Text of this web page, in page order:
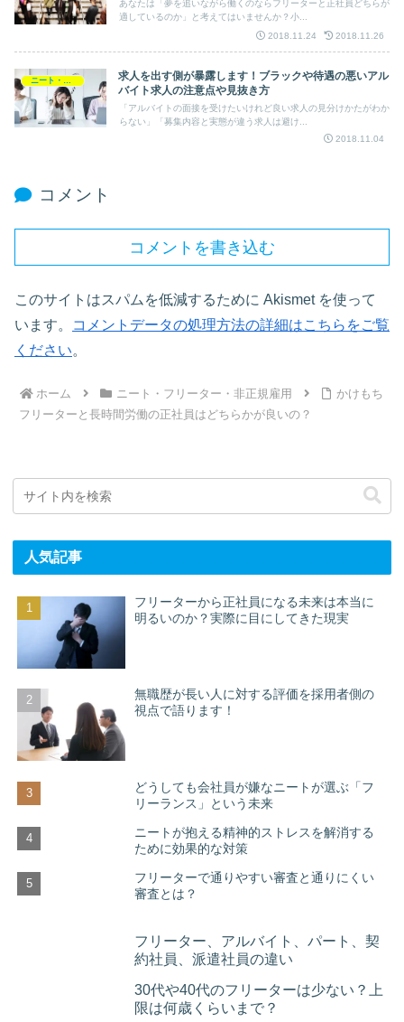
あなたは「夢を追いながら働くのならフリーターと正社員どちらが
適しているのか」と考えてはいませんか？小...
2018.11.24
2018.11.26
ニート・フリーター・非正規雇用
求人を出す側が暴露します！ブラックや待遇の悪いアル
バイト求人の注意点や見抜き方
「アルバイトの面接を受けたいけれど良い求人の見分けかたがわか
らない」「募集内容と実態が違う求人は避け...
2018.11.04
コメント
コメントを書き込む
このサイトはスパムを低減するために Akismet を使って
います。
コメントデータの処理方法の詳細はこちらをご覧
ください。
ホーム ニート・フリーター・非正規雇用
かけもち
フリーターと長時間労働の正社員はどちらかが良いの？
人気記事
フリーターから正社員になる未来は本当に
明るいのか？実際に目にしてきた現実
無職歴が長い人に対する評価を採用者側の
視点で語ります！
どうしても会社員が嫌なニートが選ぶ「フ
リーランス」という未来
ニートが抱える精神的ストレスを解消する
ために効果的な対策
フリーターで通りやすい審査と通りにくい
審査とは？
フリーター、アルバイト、パート、契
約社員、派遣社員の違い
30代や40代のフリーターは少ない？上
限は何歳くらいまで？